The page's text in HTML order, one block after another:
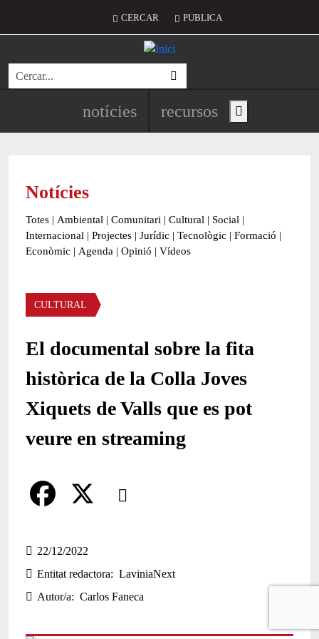
Menú del compte d'usuari
CERCAR PUBLICA
Cerca
Navegació principal de
notícies recursos Show main menu
Notícies
Totes | Ambiental | Comunitari | Cultural | Social |
Internacional | Projectes | Jurídic | Tecnològic | Formació |
Econòmic | Agenda | Opinió | Vídeos
Àmbit de la notícia
CULTURAL
El documental sobre la fita
històrica de la Colla Joves
Xiquets de Valls que es pot
veure en streaming
Comparteix
a
c
e
22/12/2022
Entitat redactora
LaviniaNext
Autor/a
Carlos Faneca